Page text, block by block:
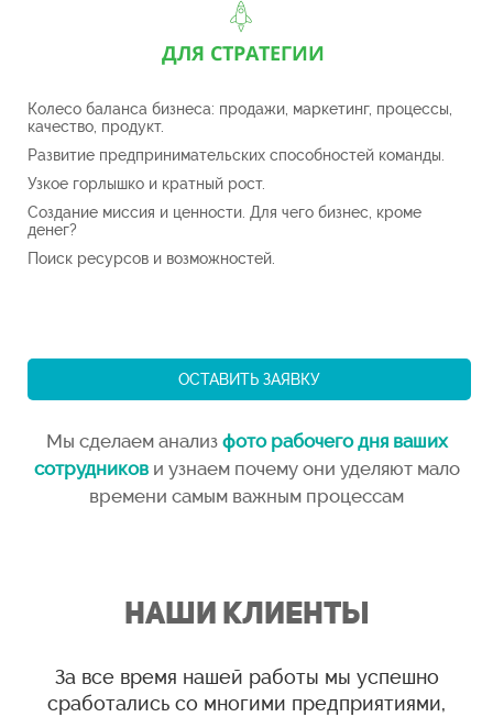
ДЛЯ СТРАТЕГИИ
Колесо баланса бизнеса: продажи, маркетинг, процессы,
качество, продукт.
Развитие предпринимательских способностей команды.
Узкое горлышко и кратный рост.
Создание миссия и ценности. Для чего бизнес, кроме
денег?
Поиск ресурсов и возможностей.
ОСТАВИТЬ ЗАЯВКУ
Мы сделаем анализ фото рабочего дня ваших
сотрудникови узнаем почему они уделяютмало
времени самым важным процессам
НАШИ КЛИЕНТЫ
За все время нашей работы мы успешно
сработались со многими предприятиями,